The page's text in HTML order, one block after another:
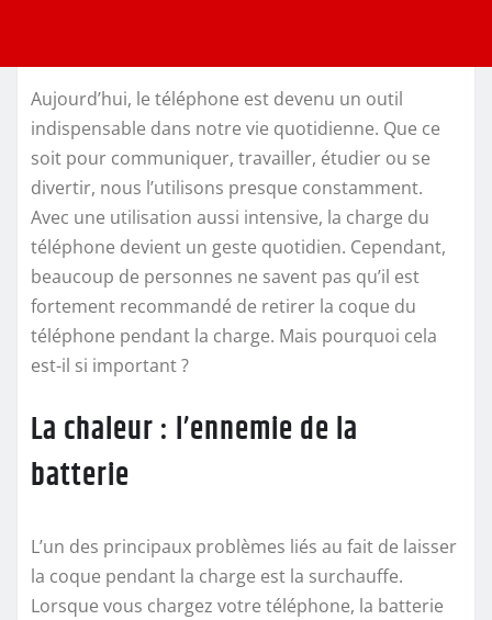
Aujourd’hui, le téléphone est devenu un outil
indispensable dans notre vie quotidienne. Que ce
soit pour communiquer, travailler, étudier ou se
divertir, nous l’utilisons presque constamment.
Avec une utilisation aussi intensive, la charge du
téléphone devient un geste quotidien. Cependant,
beaucoup de personnes ne savent pas qu’il est
fortement recommandé de retirer la coque du
téléphone pendant la charge. Mais pourquoi cela
est-il si important ?
La chaleur : l’ennemie de la
batterie
L’un des principaux problèmes liés au fait de laisser
la coque pendant la charge est la surchauffe.
Lorsque vous chargez votre téléphone, la batterie